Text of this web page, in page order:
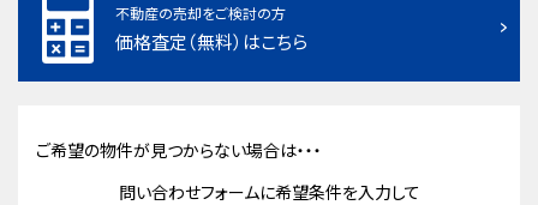
不動産の売却をご検討の方
価格査定（無料）はこちら
ご希望の物件が見つからない場合は・・・
問い合わせフォームに希望条件を入力して